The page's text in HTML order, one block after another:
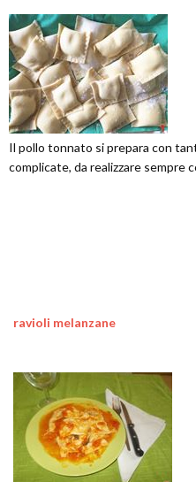
Il pollo tonnato si prepara con
complicate, da realizzare sempre
ravioli melanzane